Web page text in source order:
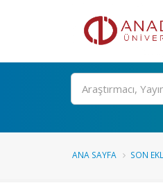
Ara
ANA SAYFA SON